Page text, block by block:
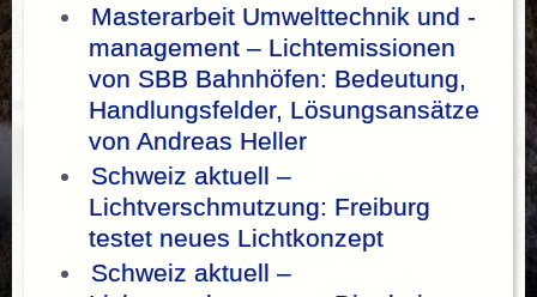
Masterarbeit Umwelttechnik und -
management – Lichtemissionen
von SBB Bahnhöfen: Bedeutung,
Handlungsfelder, Lösungsansätze
von Andreas Heller
Schweiz aktuell –
Lichtverschmutzung: Freiburg
testet neues Lichtkonzept
Schweiz aktuell –